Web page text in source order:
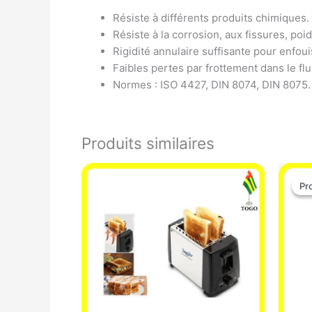
Résiste à différents produits chimiques.
Résiste à la corrosion, aux fissures,
Rigidité annulaire suffisante pour
Faibles pertes par frottement dans le
Normes : ISO 4427, DIN 8074, DIN 8075.
Produits similaires